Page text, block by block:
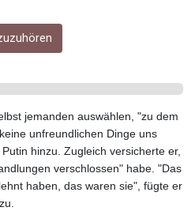
GTQ 8.794891
GYD 241.157003
HNL 30.895616
HTG 150.718127
HUF 363.096405
IDR
20580.370421
ILS 3.468234
jemanden auswählen, "zu dem
unfreundlichen Dinge uns
hinzu. Zugleich versicherte er,
verschlossen" habe. "Das
haben, das waren sie", fügte er